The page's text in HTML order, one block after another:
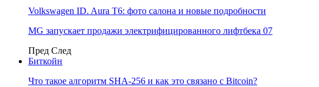
Volkswagen ID. Aura T6: фото салона и новые подробности
MG запускает продажи электрифицированного лифтбека 07
Пред След
Биткойн
Что такое алгоритм SHA-256 и как это связано с Bitcoin?